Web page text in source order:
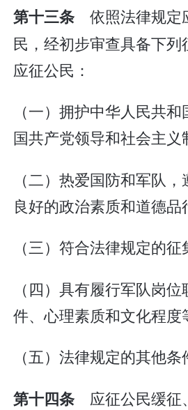
第十三条 依照法律规定
民，经初步审查具备下列
应征公民：
（一）拥护中华人民共
国共产党领导和社会主义
（二）热爱国防和军队
良好的政治素质和道德品
（三）符合法律规定的征
（四）具有履行军队岗
件、心理素质和文化程度
（五）法律规定的其他条
第十四条 应征公民缓征